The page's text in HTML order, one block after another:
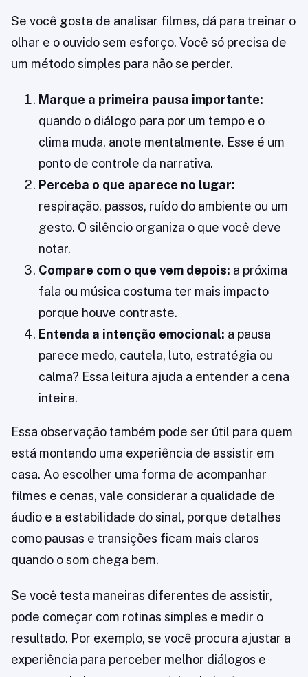
Se você gosta de analisar filmes, dá para treinar o
olhar e o ouvido sem esforço. Você só precisa de
um método simples para não se perder.
Marque a primeira pausa importante:
quando o diálogo para por um tempo e o
clima muda, anote mentalmente. Esse é um
ponto de controle da narrativa.
Perceba o que aparece no lugar:
respiração, passos, ruído do ambiente ou um
gesto. O silêncio organiza o que você deve
notar.
Compare com o que vem depois: a próxima
fala ou música costuma ter mais impacto
porque houve contraste.
Entenda a intenção emocional: a pausa
parece medo, cautela, luto, estratégia ou
calma? Essa leitura ajuda a entender a cena
inteira.
Essa observação também pode ser útil para quem
está montando uma experiência de assistir em
casa. Ao escolher uma forma de acompanhar
filmes e cenas, vale considerar a qualidade de
áudio e a estabilidade do sinal, porque detalhes
como pausas e transições ficam mais claros
quando o som chega bem.
Se você testa maneiras diferentes de assistir,
pode começar com rotinas simples e medir o
resultado. Por exemplo, se você procura ajustar a
experiência para perceber melhor diálogos e